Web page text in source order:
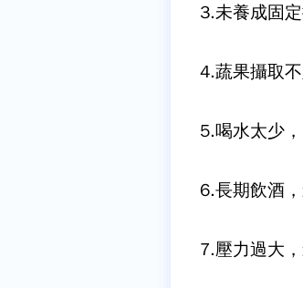
3.未養成固
4.蔬果攝取
5.喝水太少
6.長期飲酒
7.壓力過大